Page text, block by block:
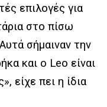
επιλογές για
στο πίσω
σήμαιναν την
και ο Leo είναι
είχε πει η ίδια